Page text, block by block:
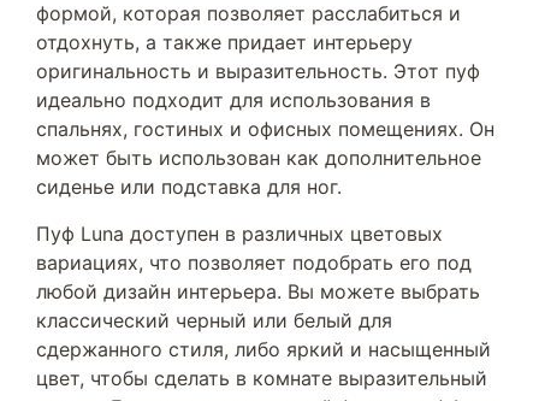
формой, которая позволяет расслабиться и
отдохнуть, а также придает интерьеру
оригинальность и выразительность. Этот пуф
идеально подходит для использования в
спальнях, гостиных и офисных помещениях. Он
может быть использован как дополнительное
сиденье или подставка для ног.
Пуф Luna доступен в различных цветовых
вариациях, что позволяет подобрать его под
любой дизайн интерьера. Вы можете выбрать
классический черный или белый для
сдержанного стиля, либо яркий и насыщенный
цвет, чтобы сделать в комнате выразительный